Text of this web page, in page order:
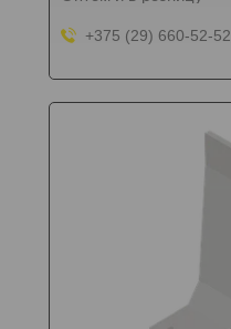
+375 (29) 660-52-52